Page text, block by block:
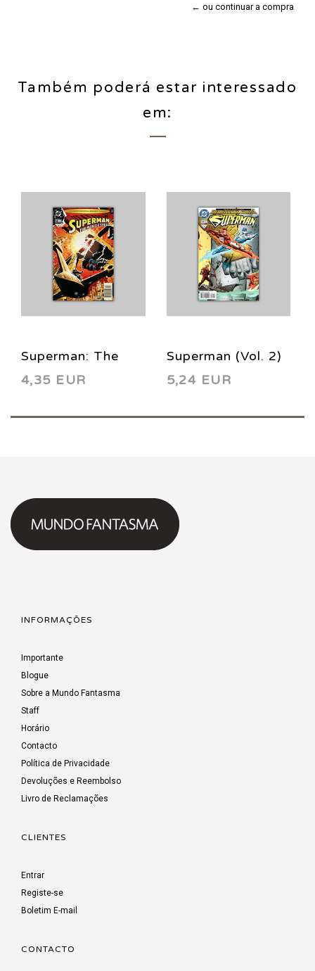
← ou continuar a compra
Também poderá estar interessado
em:
Superman: The
Man of Steel 84
4,35 EUR
Superman (Vol. 2)
134 1998
5,24 EUR
INFORMAÇÕES
Importante
Blogue
Sobre a Mundo Fantasma
Staff
Horário
Contacto
Política de Privacidade
Devoluções e Reembolso
Livro de Reclamações
CLIENTES
Entrar
Registe-se
Boletim E-mail
CONTACTO